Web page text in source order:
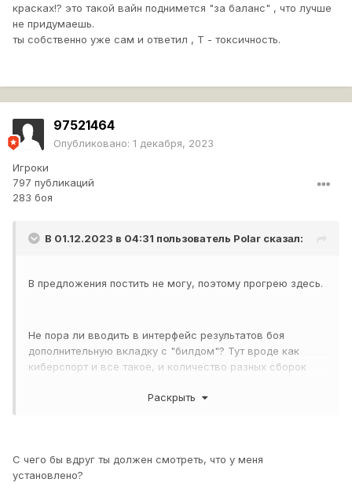
красках!? это такой вайн поднимется "за баланс" , что лучше
не придумаешь.
ты собственно уже сам и ответил , Т - токсичность.
97521464
Опубликовано: 1 декабря, 2023
Игроки
797 публикаций
283 боя
В 01.12.2023 в 04:31 пользователь Polar сказал:
В предложения постить не могу, поэтому прогрею здесь.
Не пора ли вводить в интерфейс результатов боя
дополнительную вкладку с "билдом"? Тут вроде как
киберспорт и все такое, и количество разных сборок
порядком, а информативности в игре вообще нет для
у плохих игроков, но и облегчить игру новичкам, которые
смогут видеть мету.
Раскрыть
С чего бы вдруг ты должен смотреть, что у меня
установлено?